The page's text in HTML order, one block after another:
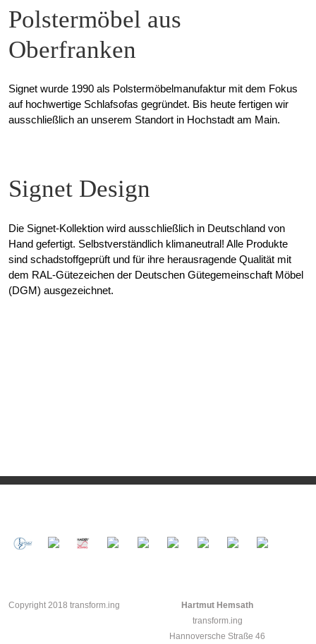
Polstermöbel aus
Oberfranken
Signet wurde 1990 als Polstermöbelmanufaktur mit dem Fokus
auf hochwertige Schlafsofas gegründet. Bis heute fertigen wir
ausschließlich an unserem Standort in Hochstadt am Main.
Signet Design
Die Signet-Kollektion wird ausschließlich in Deutschland von
Hand gefertigt. Selbstverständlich klimaneutral! Alle Produkte
sind schadstoffgeprüft und für ihre herausragende Qualität mit
dem RAL-Gütezeichen der Deutschen Gütegemeinschaft Möbel
(DGM) ausgezeichnet.
Copyright 2018 transform.ing
Hartmut Hemsath
transform.ing
Hannoversche Straße 46